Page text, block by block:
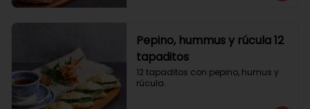
Pepino, hummus y rúcula 12
tapaditos
12 tapaditos con pepino, humus y
rúcula.